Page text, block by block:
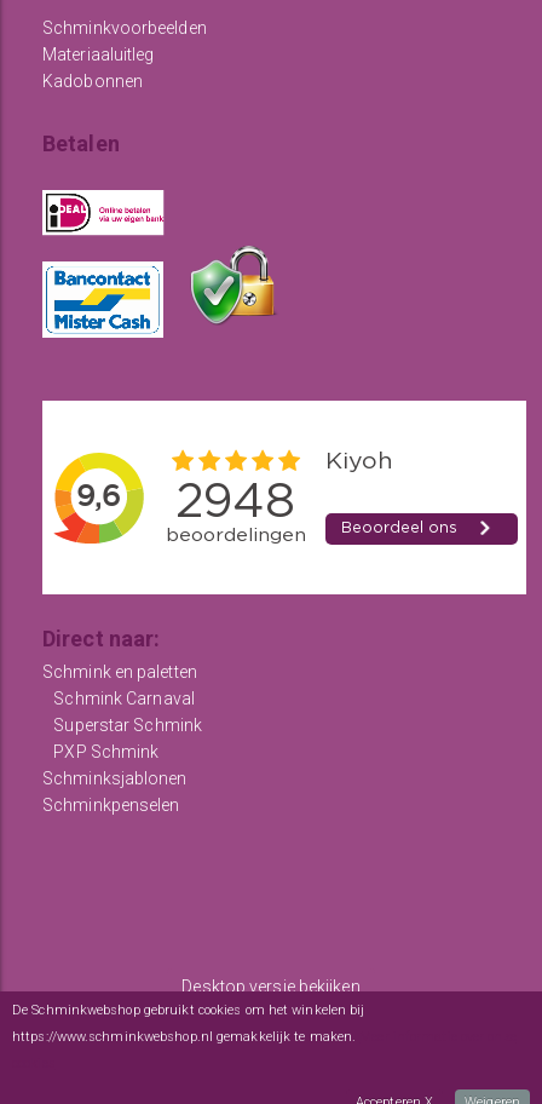
Schminkvoorbeelden
Materiaaluitleg
Kadobonnen
Betalen
Direct naar:
Schmink en paletten
Schmink Carnaval
Superstar Schmink
PXP Schmink
Schminksjablonen
Schminkpenselen
Desktop versie bekijken
De Schminkwebshop gebruikt cookies om het winkelen bij
https://www.schminkwebshop.nl gemakkelijk te maken.